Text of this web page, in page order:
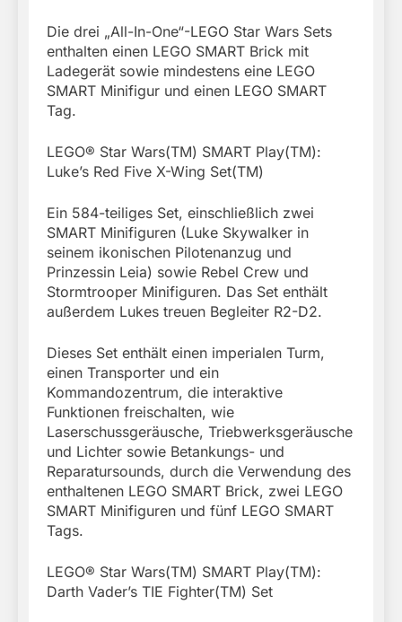
Die drei „All-In-One“-LEGO Star Wars Sets
enthalten einen LEGO SMART Brick mit
Ladegerät sowie mindestens eine LEGO
SMART Minifigur und einen LEGO SMART
Tag.
LEGO® Star Wars(TM) SMART Play(TM):
Luke’s Red Five X-Wing Set(TM)
Ein 584-teiliges Set, einschließlich zwei
SMART Minifiguren (Luke Skywalker in
seinem ikonischen Pilotenanzug und
Prinzessin Leia) sowie Rebel Crew und
Stormtrooper Minifiguren. Das Set enthält
außerdem Lukes treuen Begleiter R2-D2.
Dieses Set enthält einen imperialen Turm,
einen Transporter und ein
Kommandozentrum, die interaktive
Funktionen freischalten, wie
Laserschussgeräusche, Triebwerksgeräusche
und Lichter sowie Betankungs- und
Reparatursounds, durch die Verwendung des
enthaltenen LEGO SMART Brick, zwei LEGO
SMART Minifiguren und fünf LEGO SMART
Tags.
LEGO® Star Wars(TM) SMART Play(TM):
Darth Vader’s TIE Fighter(TM) Set